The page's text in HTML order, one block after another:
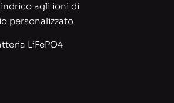
agli ioni di
personalizzato
LiFePO4